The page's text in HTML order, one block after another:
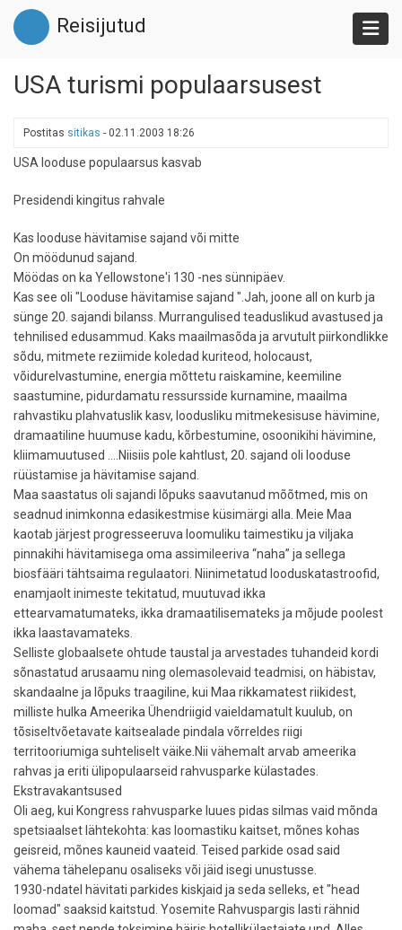
Liigu
edasi
põhisisu
Reisijutud
USA turismi populaarsusest
Postitas sitikas - 02.11.2003 18:26
USA looduse populaarsus kasvab
Presidendi kingitus rahvale
Kas looduse hävitamise sajand või mitte
On möödunud sajand.
Möödas on ka Yellowstone'i 130 -nes sünnipäev.
Kas see oli "Looduse hävitamise sajand ".Jah, joone all on kurb ja
sünge 20. sajandi bilanss. Murrangulised teaduslikud avastused ja
tehnilised edusammud. Kaks maailmasõda ja arvutult piirkondlikke
sõdu, mitmete reziimide koledad kuriteod, holocaust,
võidurelvastumine, energia mõttetu raiskamine, keemiline
saastumine, pidurdamatu ressursside kurnamine, maailma
rahvastiku plahvatuslik kasv, loodusliku mitmekesisuse hävimine,
dramaatiline huumuse kadu, kõrbestumine, osoonikihi hävimine,
kliimamuutused ….Niisiis pole kahtlust, 20. sajand oli looduse
rüüstamise ja hävitamise sajand.
Maa saastatus oli sajandi lõpuks saavutanud mõõtmed, mis on
seadnud inimkonna edasikestmise küsimärgi alla. Meie Maa
kaotab järjest progresseeruva loomuliku taimestiku ja viljaka
pinnakihi hävitamisega oma assimileeriva “naha” ja sellega
biosfääri tähtsaima regulaatori. Niinimetatud looduskatastroofid,
enamjaolt inimeste tekitatud, muutuvad ikka
ettearvamatumateks, ikka dramaatilisemateks ja mõjude poolest
ikka laastavamateks.
Selliste globaalsete ohtude taustal ja arvestades tuhandeid kordi
sõnastatud arusaamu ning olemasolevaid teadmisi, on häbistav,
skandaalne ja lõpuks traagiline, kui Maa rikkamatest riikidest,
milliste hulka Ameerika Ühendriigid vaieldamatult kuulub, on
tõsiseltvõetavate kaitsealade pindala võrreldes riigi
territooriumiga suhteliselt väike.Nii vähemalt arvab ameerika
rahvas ja eriti ülipopulaarseid rahvusparke külastades.
Ekstravakantsused
Oli aeg, kui Kongress rahvusparke luues pidas silmas vaid mõnda
spetsiaalset lähtekohta: kas loomastiku kaitset, mõnes kohas
geisreid, mõnes kauneid vaateid. Teised parkide osad said
vähema tähelepanu osaliseks või jäid isegi unustusse.
1930-ndatel hävitati parkides kiskjaid ja seda selleks, et "head
loomad" saaksid kaitstud. Yosemite Rahvuspargis lasti rähnid